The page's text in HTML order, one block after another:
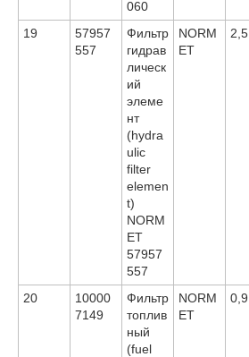
060
19
57957
557
Фильтр
гидрав
лическ
ий
элеме
нт
(hydra
ulic
filter
elemen
t)
NORM
ET
57957
557
NORM
ET
2,5
20
10000
7149
Фильтр
топлив
ный
(fuel
NORM
ET
0,9